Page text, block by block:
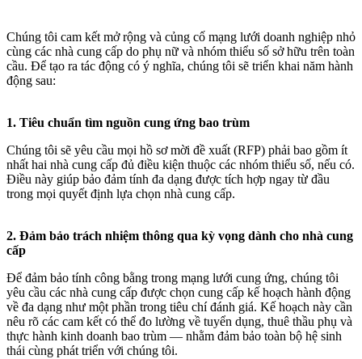
Chúng tôi cam kết mở rộng và củng cố mạng lưới doanh nghiệp nhỏ
cùng các nhà cung cấp do phụ nữ và nhóm thiểu số sở hữu trên toàn
cầu. Để tạo ra tác động có ý nghĩa, chúng tôi sẽ triển khai năm hành
động sau:
1. Tiêu chuẩn tìm nguồn cung ứng bao trùm
Chúng tôi sẽ yêu cầu mọi hồ sơ mời đề xuất (RFP) phải bao gồm ít
nhất hai nhà cung cấp đủ điều kiện thuộc các nhóm thiểu số, nếu có.
Điều này giúp bảo đảm tính đa dạng được tích hợp ngay từ đầu
trong mọi quyết định lựa chọn nhà cung cấp.
2. Đảm bảo trách nhiệm thông qua kỳ vọng dành cho nhà cung
cấp
Để đảm bảo tính công bằng trong mạng lưới cung ứng, chúng tôi
yêu cầu các nhà cung cấp được chọn cung cấp kế hoạch hành động
về đa dạng như một phần trong tiêu chí đánh giá. Kế hoạch này cần
nêu rõ các cam kết có thể đo lường về tuyển dụng, thuê thầu phụ và
thực hành kinh doanh bao trùm — nhằm đảm bảo toàn bộ hệ sinh
thái cùng phát triển với chúng tôi.